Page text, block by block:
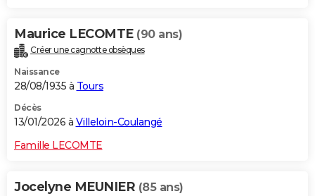
Maurice LECOMTE (90 ans)
Créer une cagnotte obsèques
Naissance
28/08/1935 à Tours
Décès
13/01/2026 à Villeloin-Coulangé
Famille LECOMTE
Jocelyne MEUNIER (85 ans)